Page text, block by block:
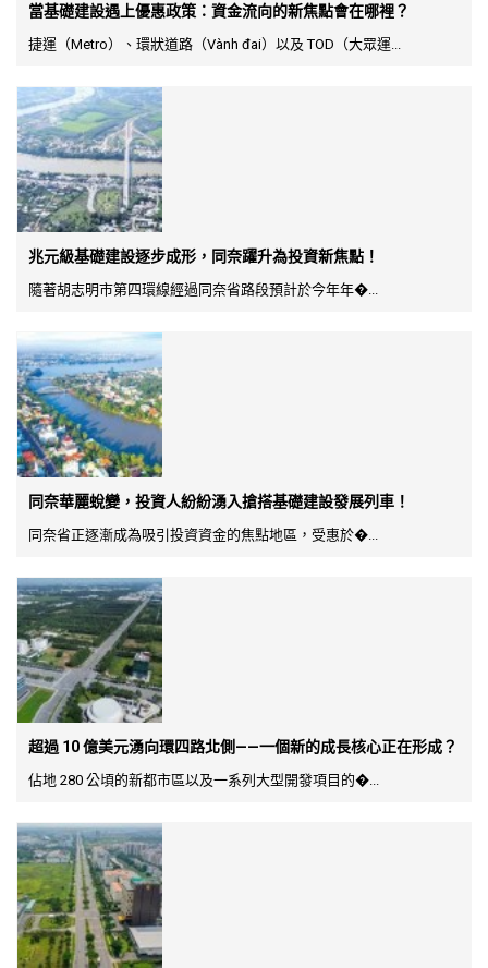
當基礎建設遇上優惠政策：資金流向的新焦點會在哪裡？
捷運（Metro）、環狀道路（Vành đai）以及 TOD（大眾運...
兆元級基礎建設逐步成形，同奈躍升為投資新焦點！
隨著胡志明市第四環線經過同奈省路段預計於今年年�...
同奈華麗蛻變，投資人紛紛湧入搶搭基礎建設發展列車！
同奈省正逐漸成為吸引投資資金的焦點地區，受惠於�...
超過 10 億美元湧向環四路北側——一個新的成長核心正在形成？
佔地 280 公頃的新都市區以及一系列大型開發項目的�...